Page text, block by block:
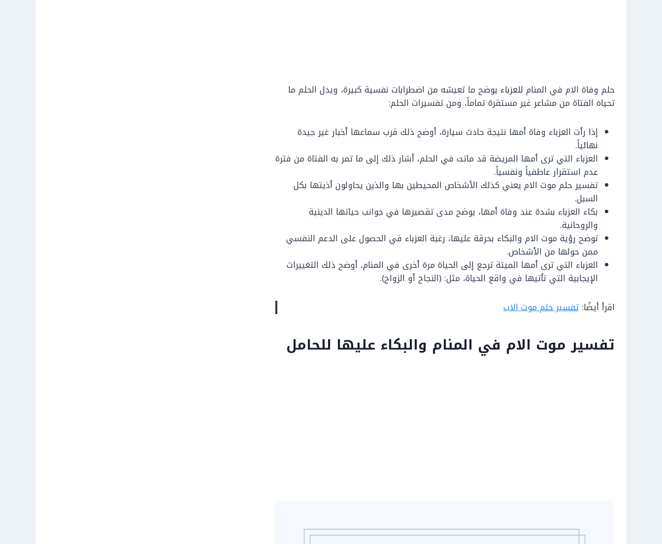
حلم وفاة الام في المنام للعزباء يوضح ما تعيشه من اضطرابات نفسية كبيرة، ويدل الحلم ما
تحياه الفتاة من مشاعر غير مستقرة تماماً، ومن تفسيرات الحلم:
إذا رأت العزباء وفاة أمها نتيجة حادث سيارة، أوضح ذلك قرب سماعها أخبار غير جيدة
نهائياً.
العزباء التي ترى أمها المريضة قد ماتت في الحلم، أشار ذلك إلى ما تمر به الفتاة من فترة
عدم استقرار عاطفياً ونفسياً.
تفسير حلم موت الام يعني كذلك الأشخاص المحيطين بها والذين يحاولون أذيتها بكل
السبل.
بكاء العزباء بشدة عند وفاة أمها، يوضح مدى تقصيرها في جوانب حياتها الدينية
والروحانية.
توضح رؤية موت الام والبكاء بحرقة عليها، رغبة العزباء في الحصول على الدعم النفسي
ممن حولها من الأشخاص.
العزباء التي ترى أمها الميتة ترجع إلى الحياة مرة أخرى في المنام، أوضح ذلك التغييرات
الإيجابية التي تأتيها في واقع الحياة، مثل: (النجاح أو الزواج).
اقرأ أيضًا: تفسير حلم موت الاب
تفسير موت الام في المنام والبكاء عليها للحامل